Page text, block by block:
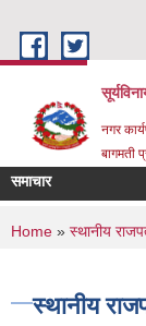
नगर
बागमती
समाचार
You are
Home » स्थानीय
स्थानीय